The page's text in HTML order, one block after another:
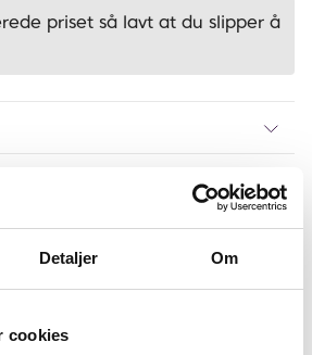
Detaljer Om
cookies
priset så lavt at du slipper å